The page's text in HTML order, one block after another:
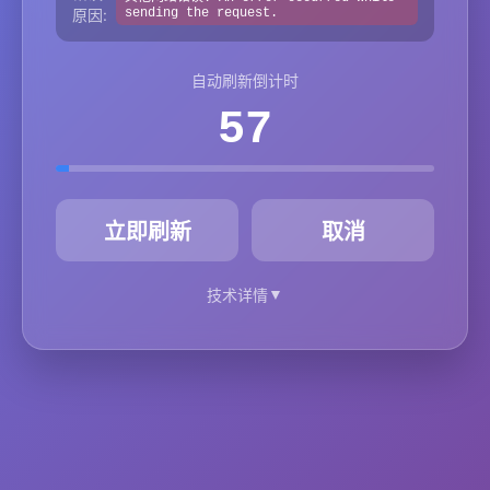
原因:
sending the request.
自动刷新倒计时
57
立即刷新 取消
技术详情▼